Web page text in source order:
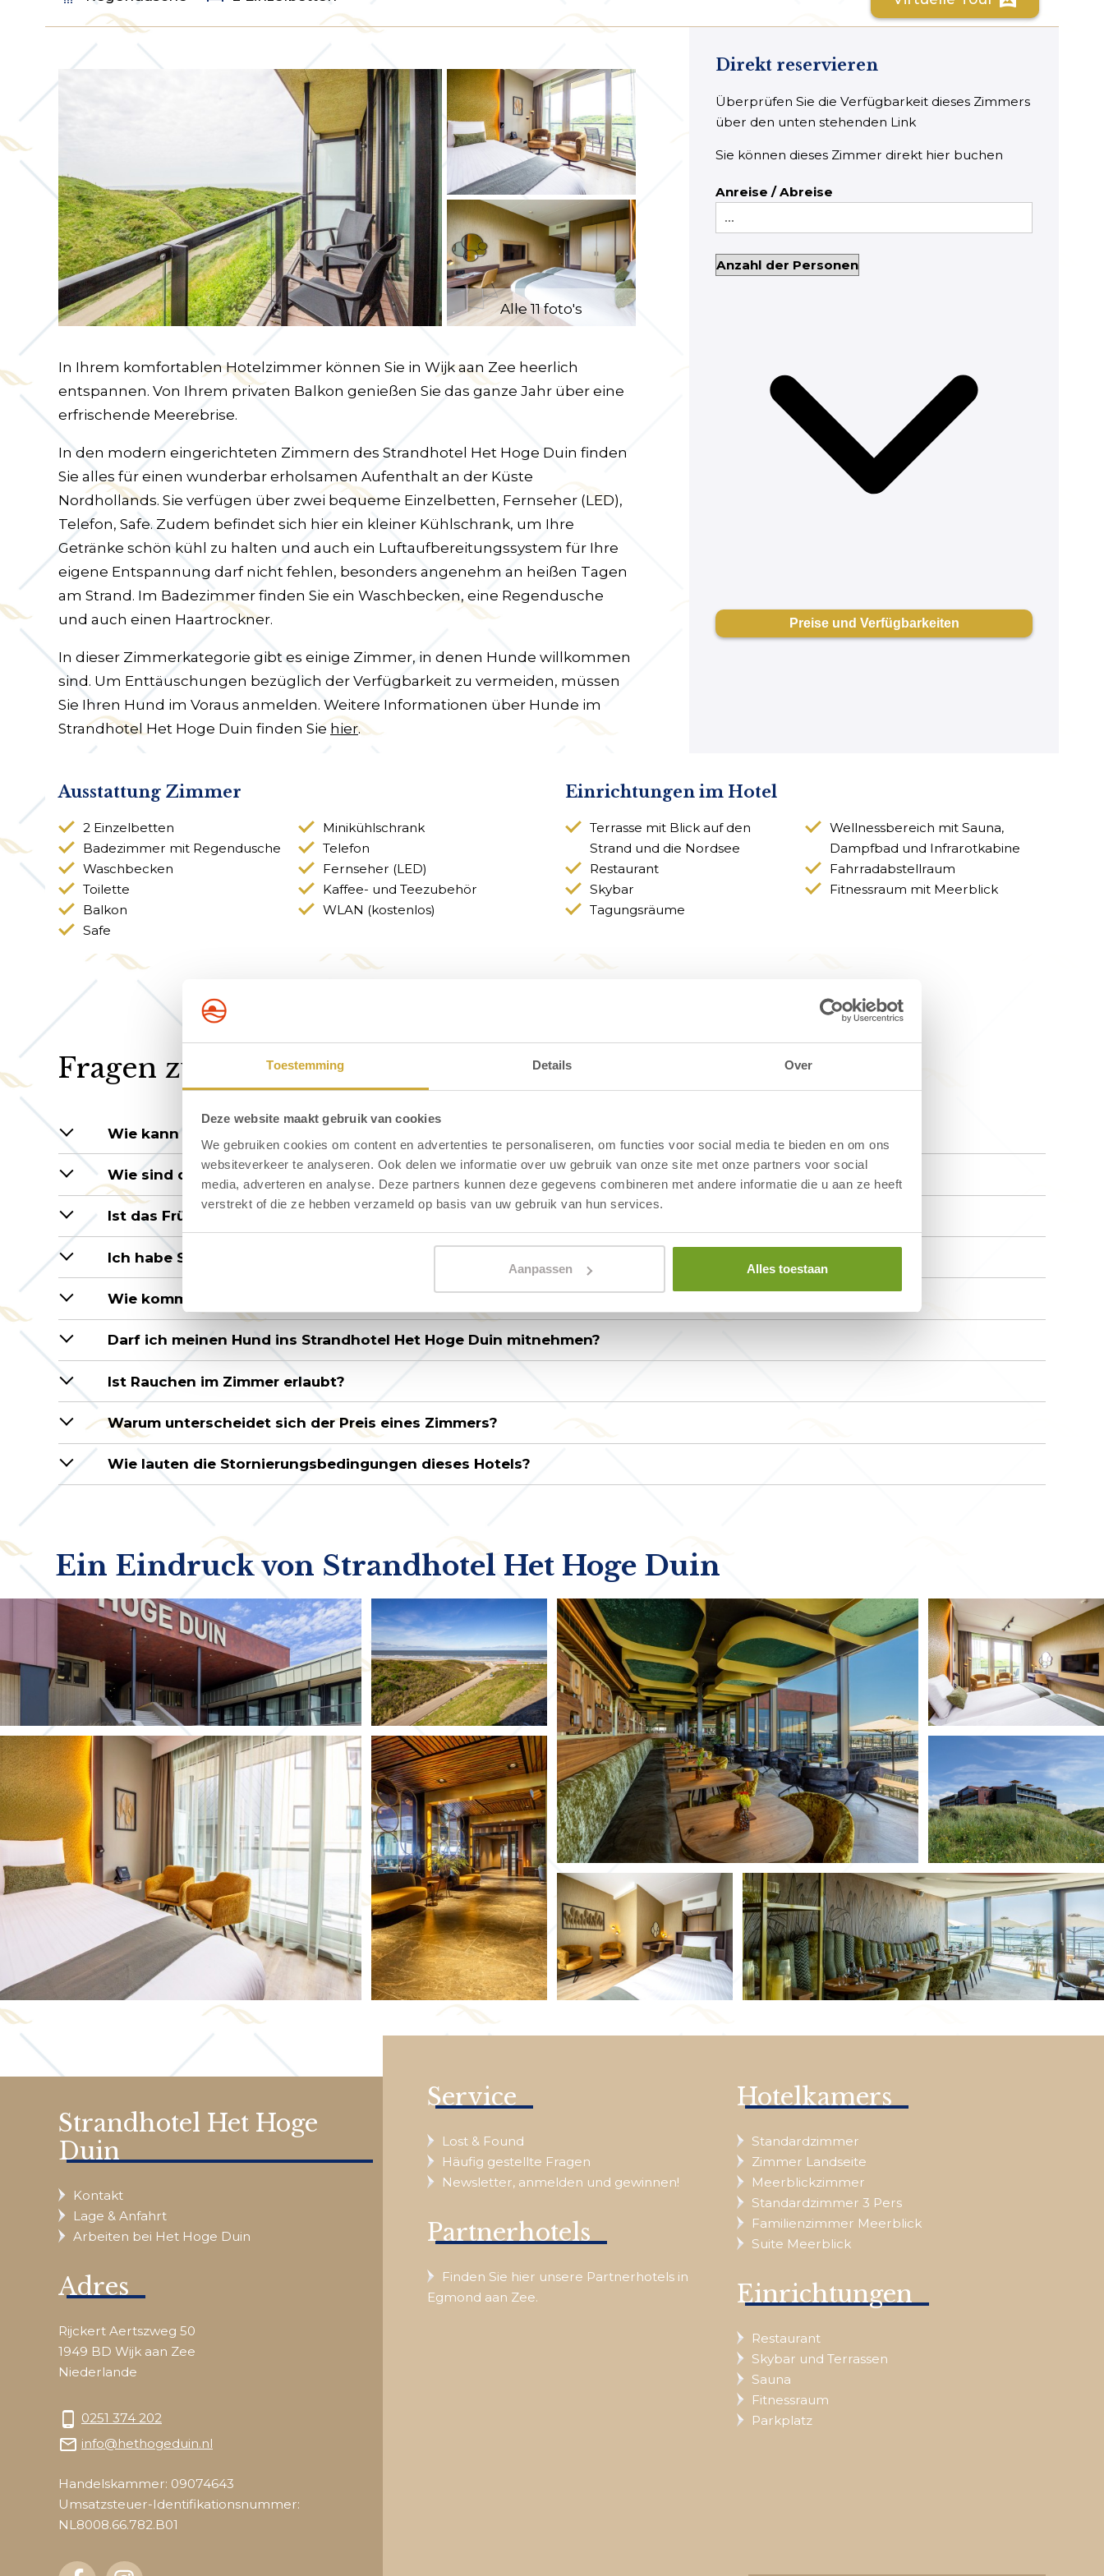
Toestemming Details Over
Deze website maakt gebruik van cookies
We gebruiken cookies om content en advertenties te personaliseren, om functies voor social media te bieden en om ons
websiteverkeer te analyseren. Ook delen we informatie over uw gebruik van onze site met onze partners voor social
media, adverteren en analyse. Deze partners kunnen deze gegevens combineren met andere informatie die u aan ze heeft
verstrekt of die ze hebben verzameld op basis van uw gebruik van hun services.
Aanpassen Alles toestaan
Alle 11 foto's
In Ihrem komfortablen Hotelzimmer können Sie in Wijk aan Zee heerlich
entspannen. Von Ihrem privaten Balkon genießen Sie das ganze Jahr über eine
erfrischende Meerebrise.
In den modern eingerichteten Zimmern des Strandhotel Het Hoge Duin finden
Sie alles für einen wunderbar erholsamen Aufenthalt an der Küste
Nordhollands. Sie verfügen über zwei bequeme Einzelbetten, Fernseher (LED),
Telefon, Safe. Zudem befindet sich hier ein kleiner Kühlschrank, um Ihre
Getränke schön kühl zu halten und auch ein Luftaufbereitungssystem für Ihre
eigene Entspannung darf nicht fehlen, besonders angenehm an heißen Tagen
am Strand. Im Badezimmer finden Sie ein Waschbecken, eine Regendusche
und auch einen Haartrockner.
In dieser Zimmerkategorie gibt es einige Zimmer, in denen Hunde willkommen
sind. Um Enttäuschungen bezüglich der Verfügbarkeit zu vermeiden, müssen
Sie Ihren Hund im Voraus anmelden. Weitere Informationen über Hunde im
Strandhotel Het Hoge Duin finden Sie hier.
Direkt reservieren
Überprüfen Sie die Verfügbarkeit dieses Zimmers
über den unten stehenden Link
Sie können dieses Zimmer direkt hier buchen
Anreise / Abreise
Ausstattung Zimmer
2 Einzelbetten
Badezimmer mit Regendusche
Waschbecken
Toilette
Balkon
Safe
Minikühlschrank
Telefon
Fernseher (LED)
Kaffee- und Teezubehör
WLAN (kostenlos)
Einrichtungen im Hotel
Terrasse mit Blick auf den
Strand und die Nordsee
Restaurant
Skybar
Tagungsräume
Wellnessbereich mit Sauna,
Dampfbad und Infrarotkabine
Fahrradabstellraum
Fitnessraum mit Meerblick
Fragen zum Hotelzimmer - Strandhotel Het Hoge Duin
Wie kann ich reservieren?
Wie sind die Check-in- und Check-out-Zeiten von Strandhotel Het Hoge Duin?
Ist das Frühstück im Strandhotel Het Hoge Duin inbegriffen?
Ich habe Schwierigkeiten beim Laufen. Ist das Strandhotel Het Hoge Duin für mich geeignet?
Wie komme ich zum Strandhotel Het Hoge Duin?
Darf ich meinen Hund ins Strandhotel Het Hoge Duin mitnehmen?
Ist Rauchen im Zimmer erlaubt?
Warum unterscheidet sich der Preis eines Zimmers?
Wie lauten die Stornierungsbedingungen dieses Hotels?
Ein Eindruck von Strandhotel Het Hoge Duin
Strandhotel Het Hoge
Duin
Kontakt
Lage & Anfahrt
Arbeiten bei Het Hoge Duin
Adres
Rijckert Aertszweg 50
1949 BD Wijk aan Zee
Niederlande
phone_android 0251 374 202
mail_outline info@hethogeduin.nl
Handelskammer: 09074643
Umsatzsteuer-Identifikationsnummer:
NL8008.66.782.B01
Service
Lost & Found
Häufig gestellte Fragen
Newsletter, anmelden und gewinnen!
Partnerhotels
Finden Sie hier unsere Partnerhotels in
Egmond aan Zee.
Hotelkamers
Standardzimmer
Zimmer Landseite
Meerblickzimmer
Standardzimmer 3 Pers
Familienzimmer Meerblick
Suite Meerblick
Einrichtungen
Restaurant
Skybar und Terrassen
Sauna
Fitnessraum
Parkplatz